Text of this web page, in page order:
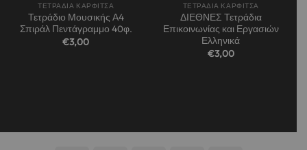
ΤΕΤΡΑΔΙΑ ΚΑΡΦΙΤΣΑ
Τετράδιο Μουσικής Α4
Σπιράλ Πεντάγραμμο 40φ.
€3,00
ΤΕΤΡΑΔΙΑ ΚΑΡΦΙΤΣΑ
ΔΙΕΘΝΕΣ Τετράδια
Επικοινωνίας και Εργασιών
Ελληνικά
€3,00